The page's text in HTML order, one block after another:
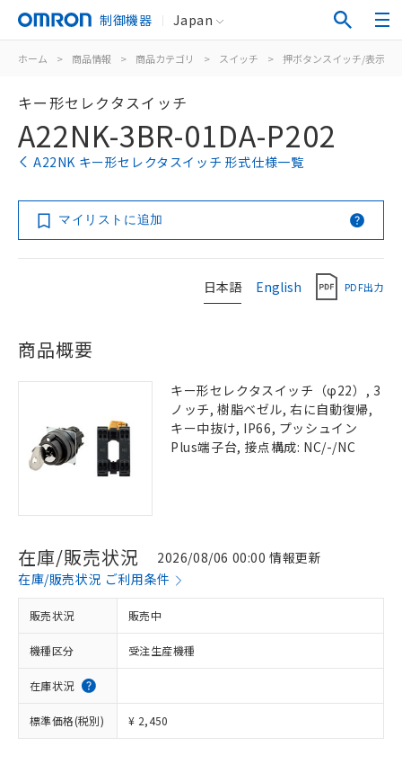
制御機器 Japan
ホーム > 商品情報 > 商品カテゴリ > スイッチ > 押ボタンスイッチ/表示灯
キー形セレクタスイッチ
A22NK-3BR-01DA-P202
A22NK キー形セレクタスイッチ 形式仕様一覧
マイリストに追加
日本語 English PDF出力
商品概要
キー形セレクタスイッチ（φ22）, 3
ノッチ, 樹脂ベゼル, 右に自動復帰,
キー中抜け, IP66, プッシュイン
Plus端子台, 接点構成: NC/-/NC
在庫/販売状況
2026/08/06 00:00 情報更新
在庫/販売状況 ご利用条件
販売状況 販売中
機種区分 受注生産機種
在庫状況
標準価格(税別) ¥ 2,450